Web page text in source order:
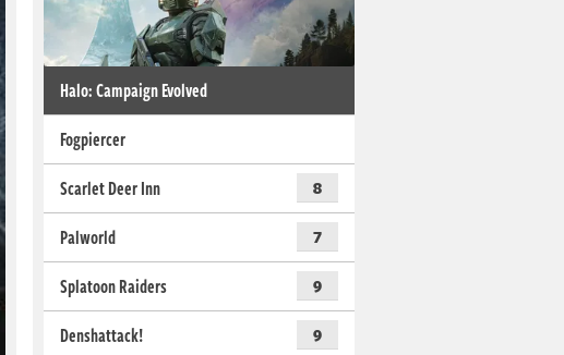
Halo: Campaign Evolved
Fogpiercer
Scarlet Deer Inn
8
Palworld 7
Splatoon Raiders 9
Denshattack! 9